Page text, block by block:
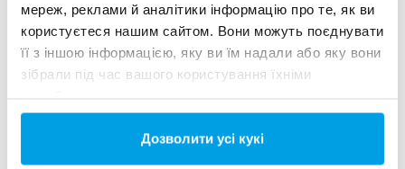
мереж, реклами й аналітики інформацію про те, як ви
користуєтеся нашим сайтом. Вони можуть поєднувати
її з іншою інформацією, яку ви їм надали або яку вони
зібрали під час вашого користування їхніми
Дозволити усі кукі
2x60 м³/год надчистої води для електростанції -